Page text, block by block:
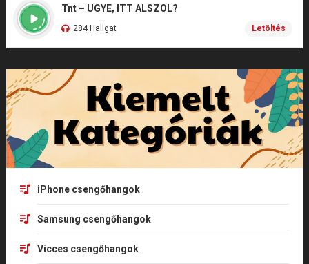
Tnt – UGYE, ITT ALSZOL?
284 Hallgat Letöltés
iPhone csengőhangok
Samsung csengőhangok
Vicces csengőhangok